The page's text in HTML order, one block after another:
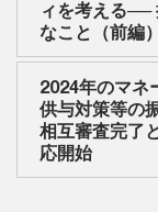
ィを考える──
なこと（前編）
2024年のマネ
供与対策等の
相互審査完了
応開始